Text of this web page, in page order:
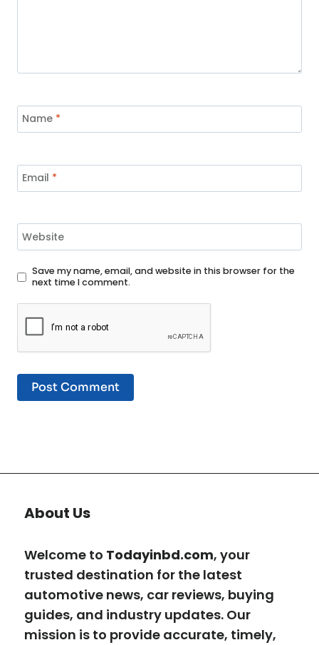
Name *
Email *
Website
Save my name, email, and website in this browser for the
next time I comment.
About Us
Welcome to Todayinbd.com, your
trusted destination for the latest
automotive news, car reviews, buying
guides, and industry updates. Our
mission is to provide accurate, timely,